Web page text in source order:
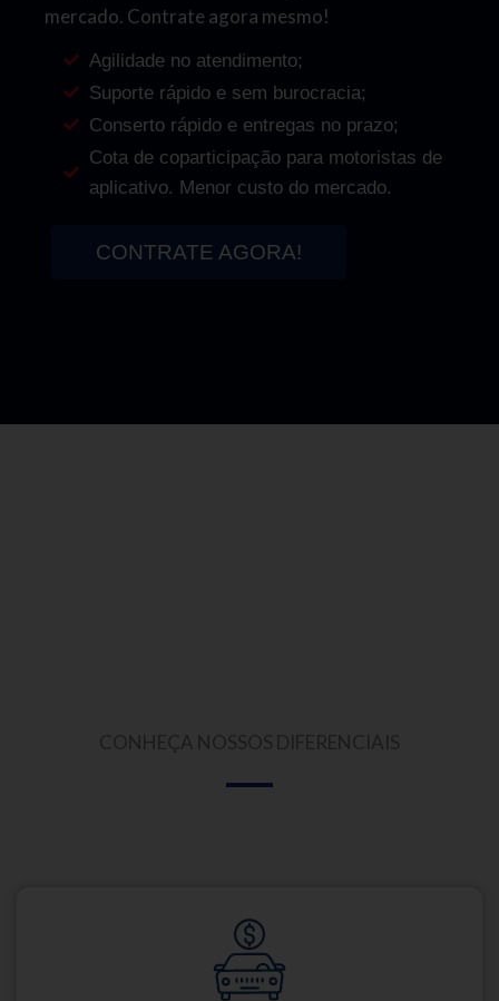
mercado. Contrate agora mesmo!
Agilidade no atendimento;
Suporte rápido e sem burocracia;
Conserto rápido e entregas no prazo;
Cota de coparticipação para motoristas de
aplicativo. Menor custo do mercado.
CONTRATE AGORA!